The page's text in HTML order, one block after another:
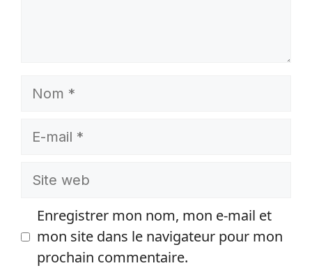
Nom
E-
Site
Enregistrer mon nom, mon e-mail et
mon site dans le navigateur pour mon
prochain commentaire.